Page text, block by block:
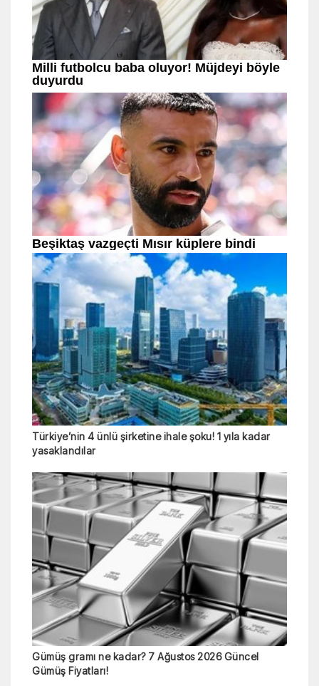
Türkiye’nin 4 ünlü şirketine ihale şoku! 1 yıla kadar
yasaklandılar
Gümüş gramı ne kadar? 7 Ağustos 2026 Güncel
Gümüş Fiyatları!